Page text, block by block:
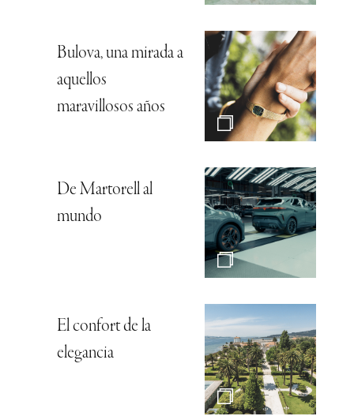
Bulova, una mirada a
aquellos
maravillosos años
De Martorell al
mundo
El confort de la
elegancia